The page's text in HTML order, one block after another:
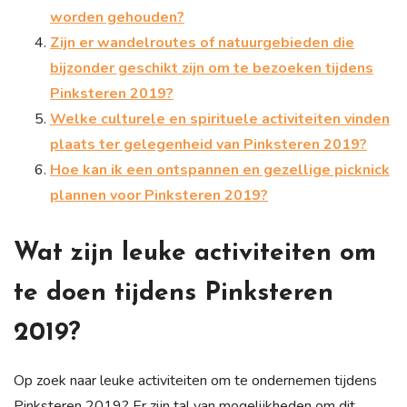
worden gehouden?
Zijn er wandelroutes of natuurgebieden die
bijzonder geschikt zijn om te bezoeken tijdens
Pinksteren 2019?
Welke culturele en spirituele activiteiten vinden
plaats ter gelegenheid van Pinksteren 2019?
Hoe kan ik een ontspannen en gezellige picknick
plannen voor Pinksteren 2019?
Wat zijn leuke activiteiten om
te doen tijdens Pinksteren
2019?
Op zoek naar leuke activiteiten om te ondernemen tijdens